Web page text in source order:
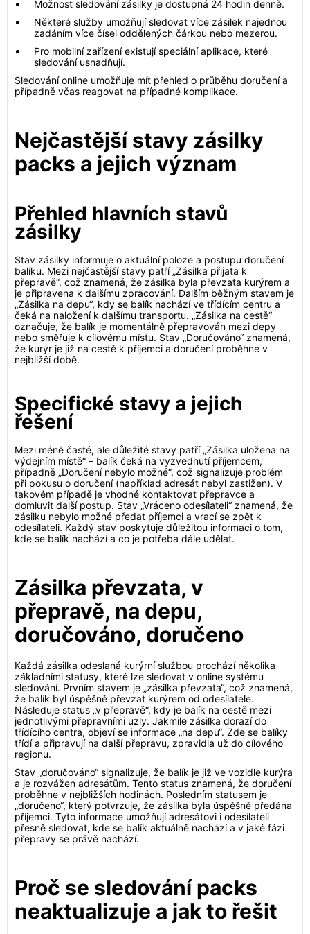
Možnost sledování zásilky je dostupná 24 hodin denně.
Některé služby umožňují sledovat více zásilek najednou
zadáním více čísel oddělených čárkou nebo mezerou.
Pro mobilní zařízení existují speciální aplikace, které
sledování usnadňují.
Sledování online umožňuje mít přehled o průběhu doručení a
případně včas reagovat na případné komplikace.
Nejčastější stavy zásilky
packs a jejich význam
Přehled hlavních stavů
zásilky
Stav zásilky informuje o aktuální poloze a postupu doručení
balíku. Mezi nejčastější stavy patří „Zásilka přijata k
přepravě“, což znamená, že zásilka byla převzata kurýrem a
je připravena k dalšímu zpracování. Dalším běžným stavem je
„Zásilka na depu“, kdy se balík nachází ve třídícím centru a
čeká na naložení k dalšímu transportu. „Zásilka na cestě“
označuje, že balík je momentálně přepravován mezi depy
nebo směřuje k cílovému místu. Stav „Doručováno“ znamená,
že kurýr je již na cestě k příjemci a doručení proběhne v
nejbližší době.
Specifické stavy a jejich
řešení
Mezi méně časté, ale důležité stavy patří „Zásilka uložena na
výdejním místě“ – balík čeká na vyzvednutí příjemcem,
případně „Doručení nebylo možné“, což signalizuje problém
při pokusu o doručení (například adresát nebyl zastižen). V
takovém případě je vhodné kontaktovat přepravce a
domluvit další postup. Stav „Vráceno odesílateli“ znamená, že
zásilku nebylo možné předat příjemci a vrací se zpět k
odesílateli. Každý stav poskytuje důležitou informaci o tom,
kde se balík nachází a co je potřeba dále udělat.
Zásilka převzata, v
přepravě, na depu,
doručováno, doručeno
Každá zásilka odeslaná kurýrní službou prochází několika
základními statusy, které lze sledovat v online systému
sledování. Prvním stavem je „zásilka převzata“, což znamená,
že balík byl úspěšně převzat kurýrem od odesílatele.
Následuje status „v přepravě“, kdy je balík na cestě mezi
jednotlivými přepravními uzly. Jakmile zásilka dorazí do
třídícího centra, objeví se informace „na depu“. Zde se balíky
třídí a připravují na další přepravu, zpravidla už do cílového
regionu.
Stav „doručováno“ signalizuje, že balík je již ve vozidle kurýra
a je rozvážen adresátům. Tento status znamená, že doručení
proběhne v nejbližších hodinách. Posledním statusem je
„doručeno“, který potvrzuje, že zásilka byla úspěšně předána
příjemci. Tyto informace umožňují adresátovi i odesílateli
přesně sledovat, kde se balík aktuálně nachází a v jaké fázi
přepravy se právě nachází.
Proč se sledování packs
neaktualizuje a jak to řešit